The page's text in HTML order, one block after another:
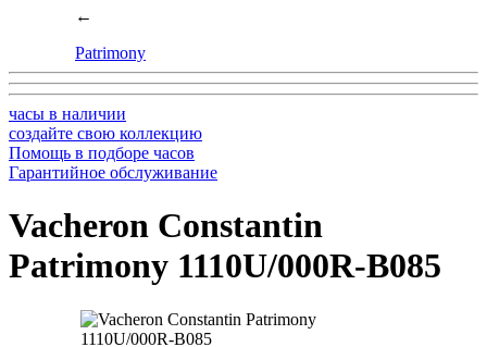
←
Patrimony
часы в наличии
создайте свою коллекцию
Помощь в подборе часов
Гарантийное обслуживание
Vacheron Constantin
Patrimony 1110U/000R-B085